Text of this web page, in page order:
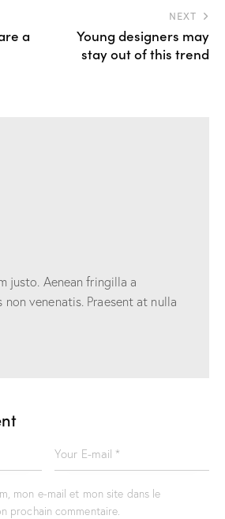
a
NEXT
Young designers may
stay out of this trend
justo. Aenean fringilla a
non venenatis. Praesent at nulla
mon e-mail et mon site dans le
prochain commentaire.